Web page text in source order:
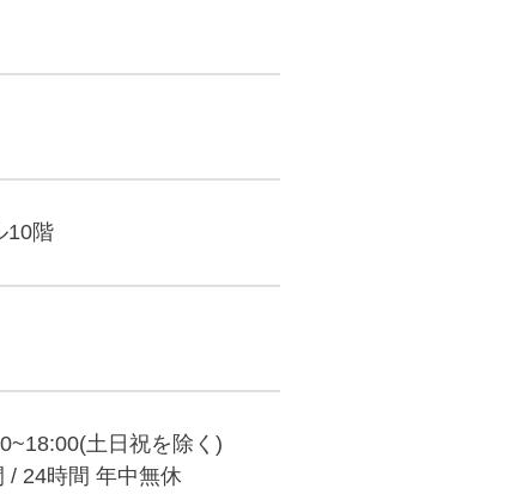
10階
土日祝を除く)
/ 24時間 年中無休